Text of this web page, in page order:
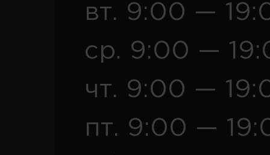
вт. 9:00 —
ср. 9:00 —
чт. 9:00 —
пт. 9:00 —